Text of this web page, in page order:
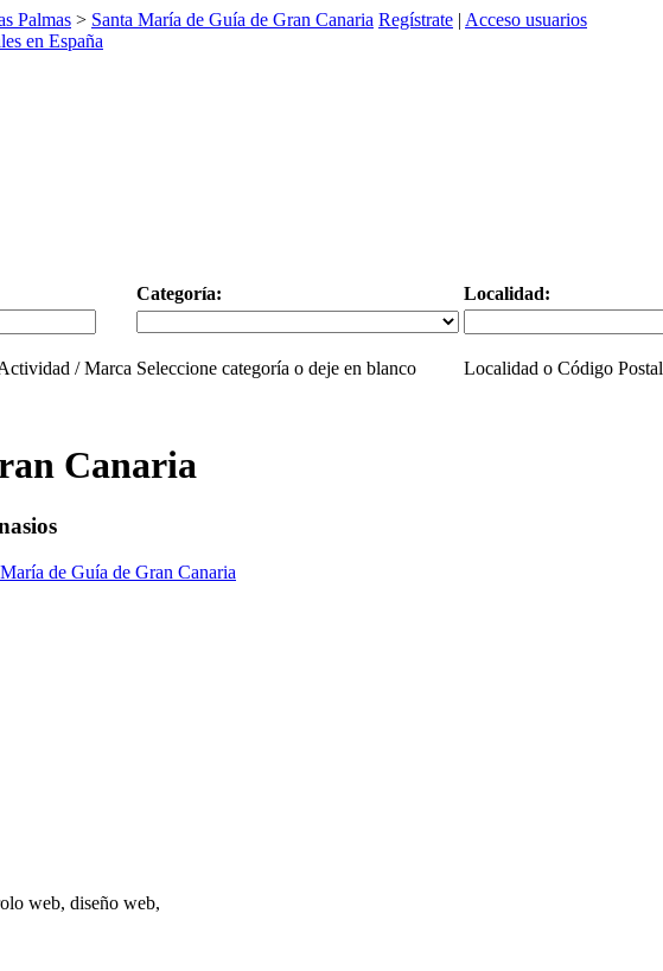
Palmas > Santa María de Guía de Gran Canaria Regístrate | Acceso usuarios
Categoría: Localidad:
/ Marca Seleccione categoría o deje en blanco Localidad o Código Postal
Canaria
de Guía de Gran Canaria
web, diseño web,